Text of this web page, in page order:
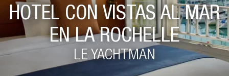
HOTEL CON VISTAS AL MAR
EN LA ROCHELLE
LE YACHTMAN